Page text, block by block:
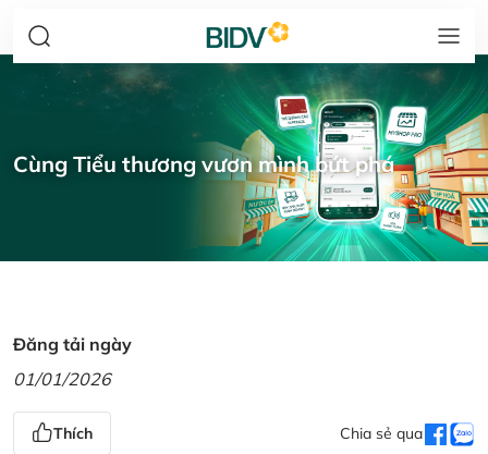
Cùng Tiểu thương vươn mình bứt phá
Đăng tải ngày
01/01/2026
Thích Chia sẻ qua